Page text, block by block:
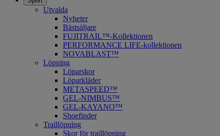
Utvalda
Nyheter
Bästsäljare
FUJITRAIL™-Kollektionen
PERFORMANCE LIFE-kollektionen
NOVABLAST™
Löpning
Löparskor
Löparkläder
METASPEED™
​GEL-NIMBUS™
GEL-KAYANO™
Shoefinder
Traillöpning
Skor för traillöpning